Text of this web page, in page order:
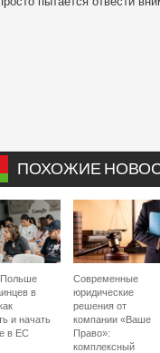
ПОХОЖИЕ
в
и начать
в ЕС
Современные
юридические
решения от
компании «Ваше
Право»:
комплексный